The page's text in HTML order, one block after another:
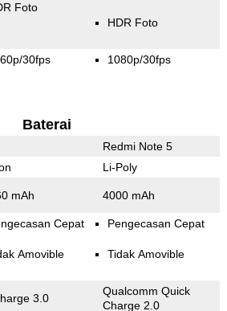
Foto
HDR Foto
30fps 1080p/30fps
Baterai
Redmi Note 5
Li-Poly
mAh 4000 mAh
Cepat
Amovible
Pengecasan Cepat
Tidak Amovible
3.0
Qualcomm Quick
Charge 2.0